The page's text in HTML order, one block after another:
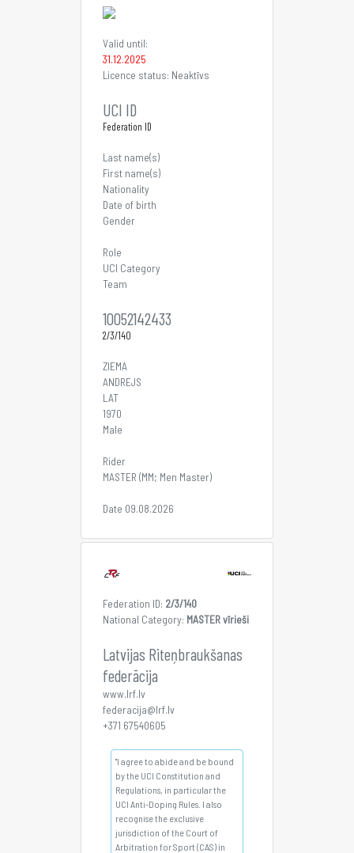
Valid until:
31.12.2025
Licence status: Neaktīvs
UCI ID
Federation ID
Last name(s)
First name(s)
Nationality
Date of birth
Gender
Role
UCI Category
Team
10052142433
2/3/140
ZIEMA
ANDREJS
LAT
1970
Male
Rider
MASTER (MM; Men Master)
Date 09.08.2026
Federation ID: 2/3/140
National Category: MASTER vīrieši
Latvijas Riteņbraukšanas
federācija
www.lrf.lv
federacija@lrf.lv
+371 67540605
"I agree to abide and be bound
by the UCI Constitution and
Regulations, in particular the
UCI Anti-Doping Rules. I also
recognise the exclusive
jurisdiction of the Court of
Arbitration for Sport (CAS) in